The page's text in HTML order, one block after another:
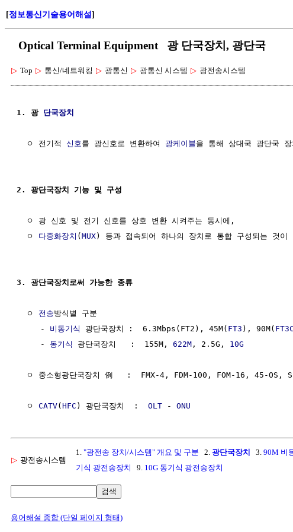
[정보통신기술용어해설]
Optical Terminal Equipment 광 단국장치, 광단국
▷ Top ▷ 통신/네트워킹 ▷ 광통신 ▷ 광통신 시스템 ▷ 광전송시스템
1. 광 단국장치
  ㅇ 전기적
신호를 광신호로 변환하여 광케이블을 통해 상대국 광단국 장
2. 광단국장치 기능 및 구성
  ㅇ 광 신호 및 전기 신호를 상호 변환 시켜주는 동시에,
  ㅇ
다중화장치 (MUX) 등과 접속되어 하나의 장치로 통합 구성되는 것이
3. 광단국장치로써 가능한 종류
  ㅇ
전송방식별 구분
     -
비동기식 광단국장치 :  6.3Mbps(FT2), 45M( FT3 ), 90M( FT3C
     -
동기식 광단국장치   :  155M, 622M , 2.5G, 10G
ㅇ 중소형광단국장치 例   :  FMX-4, FDM-100, FOM-16, 45-OS,
  ㅇ
CATV(HFC ) 광단국장치  : OLT - ONU
▷ 광전송시스템
1. "광전송 장치/시스템" 개요 및 구분 2. 광단국장치 3. 90M 비
기식 광전송장치
9. 10G 동기식 광전송장치
검색
용어해설 종합 (단일 페이지 형태)